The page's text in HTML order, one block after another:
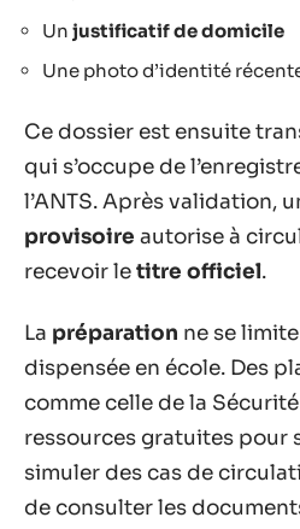
Un justificatif de domicile
Une photo d’identité
Ce dossier est ensuite
qui s’occupe de
l’ANTS. Après validation,
provisoire autorise à
recevoir letitre officiel.
La préparation ne se
dispensée en école. Des
comme celle de la
ressources gratuites pour
simuler des cas de
de consulter les